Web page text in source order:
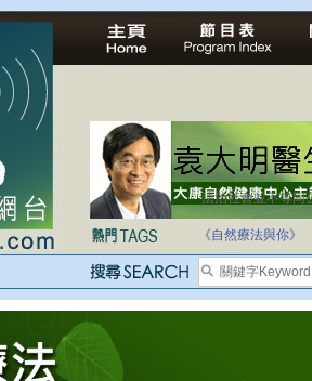
法治社會並不等同
《自然療法與你》